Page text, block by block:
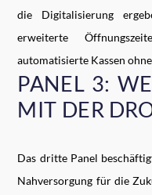
die Digitalisierung
erweiterte
automatisierte Kassen
PANEL 3:
MIT DER
Das dritte Panel
Nahversorgung für die